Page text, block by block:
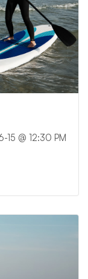
@ 12:30 PM